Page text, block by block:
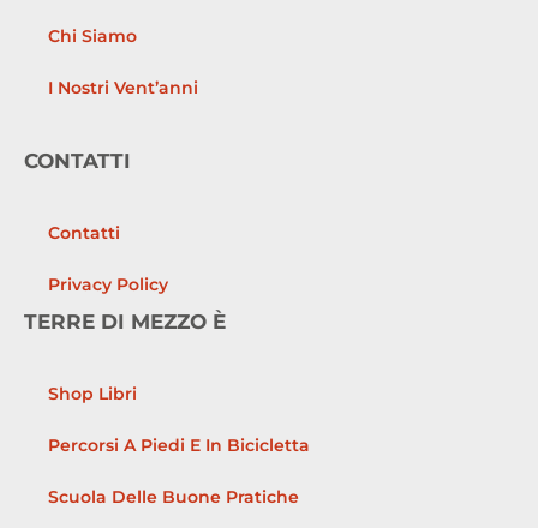
Chi Siamo
I Nostri Vent’anni
CONTATTI
Contatti
Privacy Policy
TERRE DI MEZZO È
Shop Libri
Percorsi A Piedi E In Bicicletta
Scuola Delle Buone Pratiche